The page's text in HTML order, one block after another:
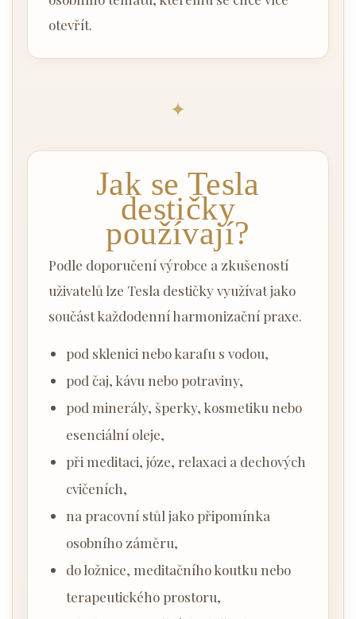
otevřít.
✦
Jak se Tesla
destičky
používají?
Podle doporučení výrobce a zkušeností
uživatelů lze Tesla destičky využívat jako
součást každodenní harmonizační praxe.
pod sklenici nebo karafu s vodou,
pod čaj, kávu nebo potraviny,
pod minerály, šperky, kosmetiku nebo
esenciální oleje,
při meditaci, józe, relaxaci a dechových
cvičeních,
na pracovní stůl jako připomínka
osobního záměru,
do ložnice, meditačního koutku nebo
terapeutického prostoru,